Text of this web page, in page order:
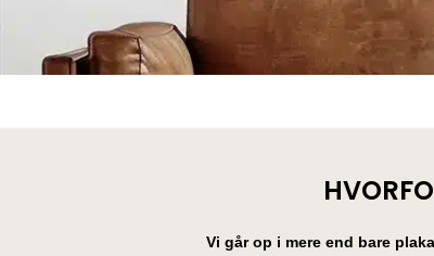
Vi går op i mere end bare